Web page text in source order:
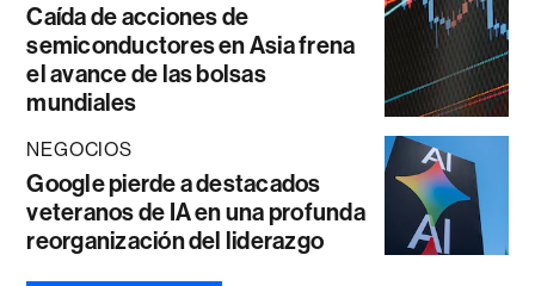
Caída de acciones de
semiconductores en Asia frena
el avance de las bolsas
mundiales
NEGOCIOS
Google pierde a destacados
veteranos de IA en una profunda
reorganización del liderazgo